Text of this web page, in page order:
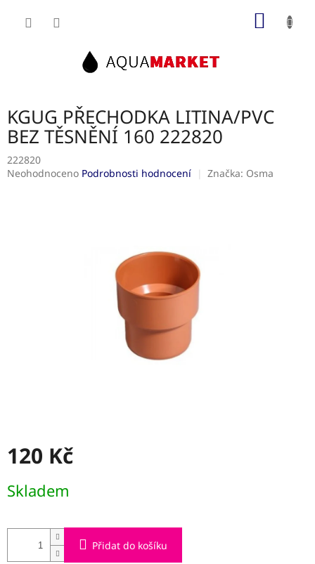
KGUG PŘECHODKA LITINA/PVC
BEZ TĚSNĚNÍ 160 222820
222820
Průměrné
Neohodnoceno Podrobnosti hodnocení Značka: Osma
120 Kč
cena:
Skladem
Přidat do košíku